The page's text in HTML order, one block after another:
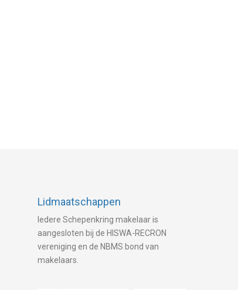
Lidmaatschappen
Iedere Schepenkring makelaar is
aangesloten bij de HISWA-RECRON
vereniging en de NBMS bond van
makelaars.